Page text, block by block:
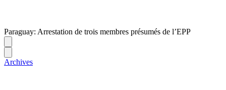
Paraguay: Arrestation de trois membres présumés de l’EPP
Archives